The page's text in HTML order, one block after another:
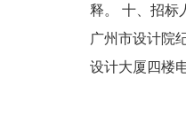
释。 十、招标
广州市设计院
设计大厦四楼